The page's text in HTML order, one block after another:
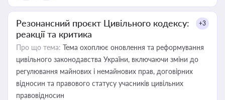
Резонансний проєкт Цивільного кодексу:
реакції та критика
+3
Про що тема: Тема охоплює оновлення та реформування
цивільного законодавства України, включаючи зміни до
регулювання майнових і немайнових прав, договірних
відносин та правового статусу учасників цивільних
правовідносин